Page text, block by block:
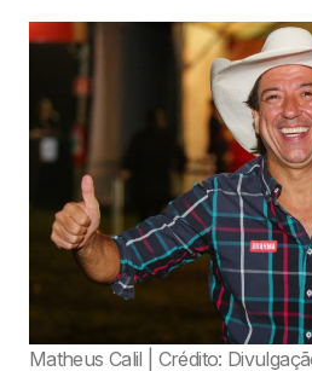
Matheus Calil | Crédito: